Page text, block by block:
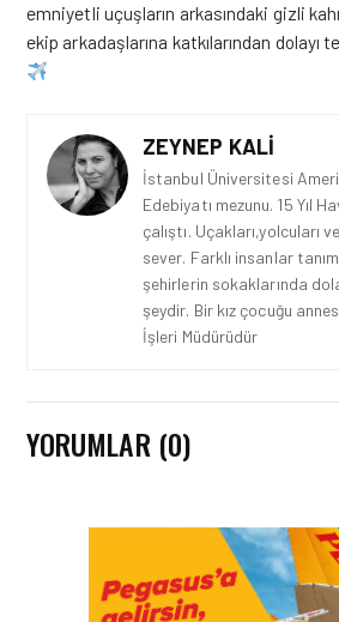
emniyetli uçuşların arkasındaki gizli
ekip arkadaşlarına katkılarından
ZEYNEP KALI
İstanbul Üniversitesi
Edebiyatı mezunu. 15 Yıl
çalıştı. Uçakları,yolcuları
sever. Farklı insanlar
şehirlerin sokaklarında
şeydir. Bir kız çocuğu
İşleri Müdürüdür
YORUMLAR (0)
HAVAYOLU • 07
ÜST ÜSTE
YOLCU